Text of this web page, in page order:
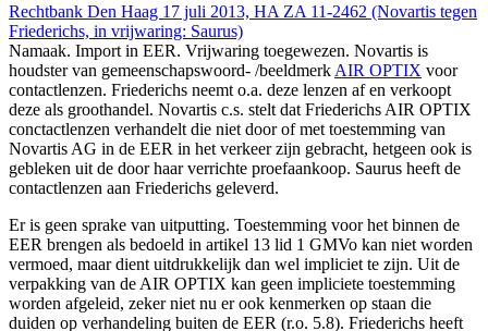
Rechtbank Den Haag 17 juli 2013, HA ZA 11-2462 (Novartis tegen
Friederichs, in vrijwaring: Saurus)
Namaak. Import in EER. Vrijwaring toegewezen. Novartis is
houdster van gemeenschapswoord- /beeldmerk AIR OPTIX voor
contactlenzen. Friederichs neemt o.a. deze lenzen af en verkoopt
deze als groothandel. Novartis c.s. stelt dat Friederichs AIR OPTIX
conctactlenzen verhandelt die niet door of met toestemming van
Novartis AG in de EER in het verkeer zijn gebracht, hetgeen ook is
gebleken uit de door haar verrichte proefaankoop. Saurus heeft de
contactlenzen aan Friederichs geleverd.
Er is geen sprake van uitputting. Toestemming voor het binnen de
EER brengen als bedoeld in artikel 13 lid 1 GMVo kan niet worden
vermoed, maar dient uitdrukkelijk dan wel impliciet te zijn. Uit de
verpakking van de AIR OPTIX kan geen impliciete toestemming
worden afgeleid, zeker niet nu er ook kenmerken op staan die
duiden op verhandeling buiten de EER (r.o. 5.8). Friederichs heeft